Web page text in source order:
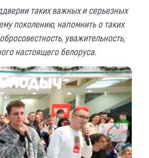
таких важных и серьезных
поколению, напомнить о таких
уважительность,
настоящего белоруса.